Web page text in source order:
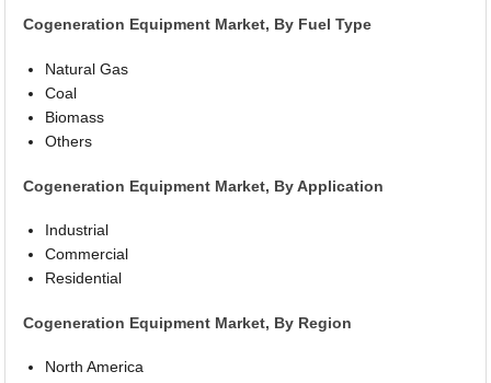
Cogeneration Equipment Market, By Fuel Type
Natural Gas
Coal
Biomass
Others
Cogeneration Equipment Market, By Application
Industrial
Commercial
Residential
Cogeneration Equipment Market, By Region
North America